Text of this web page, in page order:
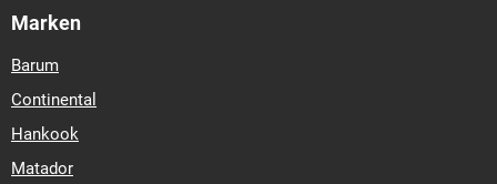
Marken
Barum
Continental
Hankook
Matador